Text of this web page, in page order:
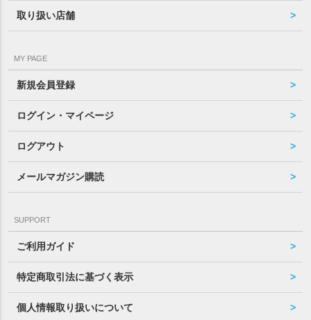
取り扱い店舗
MY PAGE
新規会員登録
ログイン・マイページ
ログアウト
メールマガジン購読
SUPPORT
ご利用ガイド
特定商取引法に基づく表示
個人情報取り扱いについて